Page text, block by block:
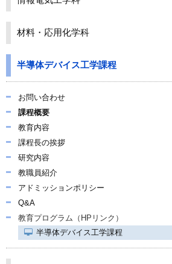
材料・応用化学科
半導体デバイス工学課程
お問い合わせ
課程概要
教育内容
課程長の挨拶
研究内容
教職員紹介
アドミッションポリシー
Q&A
教育プログラム（HPリンク）
半導体デバイス工学課程